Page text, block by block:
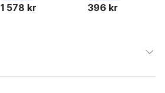
1 578 kr 396 kr